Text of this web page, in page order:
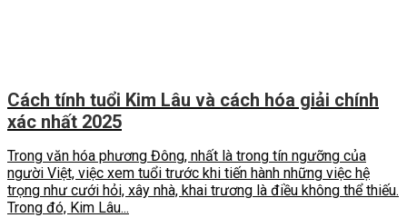
Cách tính tuổi Kim Lâu và cách hóa giải chính
xác nhất 2025
Trong văn hóa phương Đông, nhất là trong tín ngưỡng của
người Việt, việc xem tuổi trước khi tiến hành những việc hệ
trọng như cưới hỏi, xây nhà, khai trương là điều không thể thiếu.
Trong đó, Kim Lâu...